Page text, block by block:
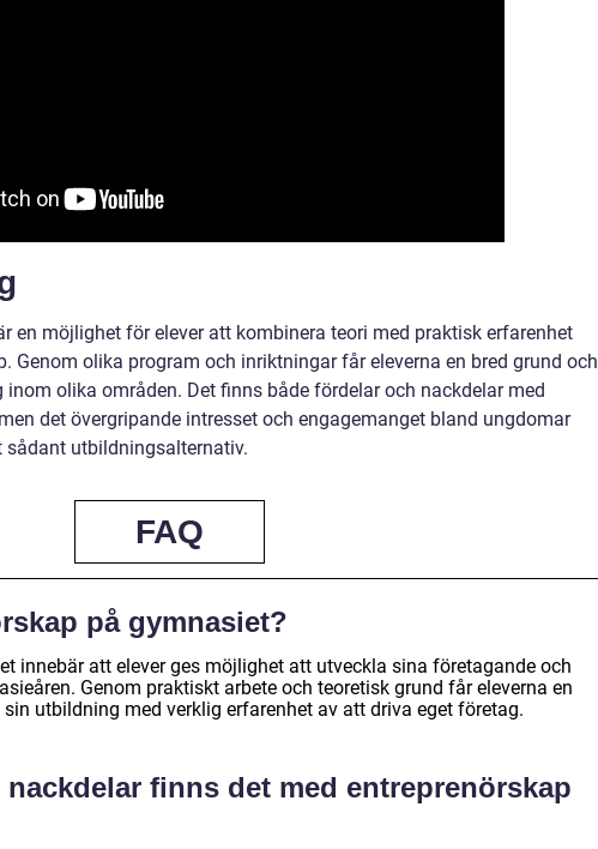
en möjlighet för elever att kombinera teori med praktisk erfarenhet
Genom olika program och inriktningar får eleverna en bred grund och
olika områden. Det finns både fördelar och nackdelar med
det övergripande intresset och engagemanget bland ungdomar
utbildningsalternativ.
FAQ
på gymnasiet?
innebär att elever ges möjlighet att utveckla sina företagande och
Genom praktiskt arbete och teoretisk grund får eleverna en
utbildning med verklig erfarenhet av att driva eget företag.
finns det med entreprenörskap